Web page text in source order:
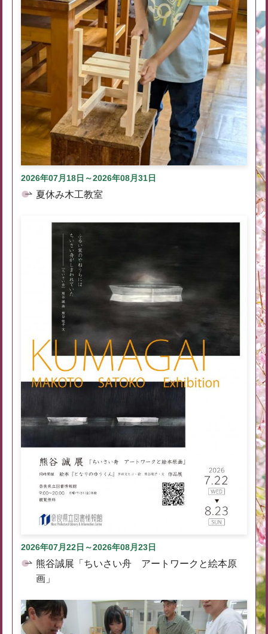
2026年07月18日～2026年08月31日
夏休み木工教室
2026年07月22日～2026年08月23日
熊谷誠展「ちいさい舟 アートワークと絵本原
画」